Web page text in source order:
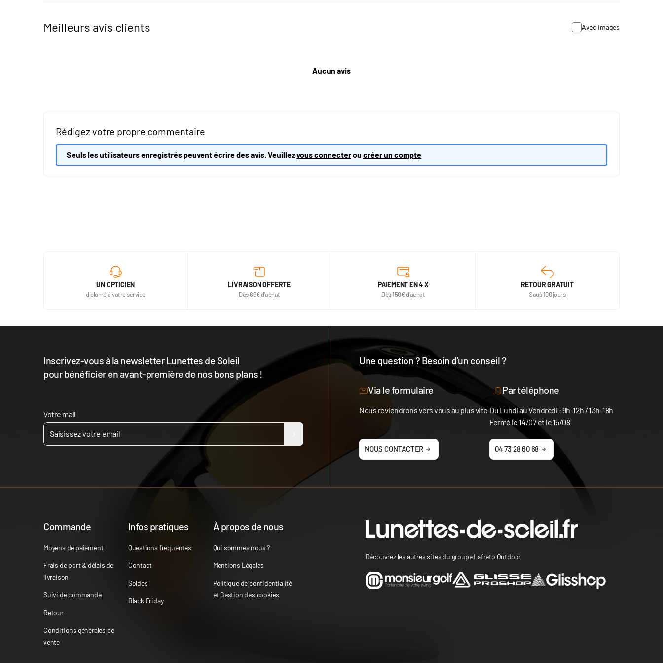
Meilleurs avis clients Avec images
Aucun avis
Rédigez votre propre commentaire
Seuls les utilisateurs enregistrés peuvent écrire des avis. Veuillezvous connecterou créer un compte
UN OPTICIEN
diplomé à votre service
LIVRAISON OFFERTE
Dès 69€ d'achat
PAIEMENT EN 4 X
Dès 150€ d'achat
RETOUR GRATUIT
Sous 100 jours
Inscrivez-vous à la newsletter Lunettes de Soleil
pour bénéficier en avant-première de nos bons plans !
Votre mail
Une question ? Besoin d'un conseil ?
Notre équipe est à votre disposition
Via le formulaire Par téléphone
Nous reviendrons vers vous au plus vite
NOUS CONTACTER
Du Lundi au Vendredi : 9h-12h / 13h-18h
Fermé le 14/07 et le 15/08
04 73 28 60 68
Commande
Moyens de paiement
Frais de port & délais de
livraison
Suivi de commande
Retour
Conditions générales de
vente
Infos pratiques
Questions fréquentes
Contact
Soldes
Black Friday
À propos de nous
Qui sommes nous ?
Mentions Légales
Politique de confidentialité
et Gestion des cookies
Découvrez les autres sites du groupe Lafreto Outdoor